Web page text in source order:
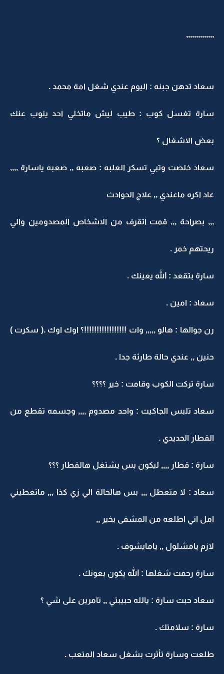
,,,,,,,,,,,,,,
سعاد تدهن جبنه : اليوم عندي شغل امة محمد .
سارة تغسل كوب : طيب ليش ماتخلي احد ينوب عنك
بعض الاشغال ؟
سعاد خلصت وتبي تسكر العلبه : صعبه ,, صعبه ياسارة ,,,,
عاد اكره ماعندي ,, علاج الحوادث
,,, بصراحة ,,, قمت اتقرف من الاشخاص المصدومين والي
ريحتهم خمر .
سارة بتقعد : الله يعينك .
سعاد : امين .
رن جوالها : هالو ,,,,, وات !!!!!!!!!!!!!!!!!؟ اوك اوك .( سكرت )
حنين ,, عندي حالة طارئة جدا .
سارة تركت الكوب وقامت : خير ؟؟؟؟
سعاد تلبس الجاكيت : واحد مصدوم ,,,, وجسمه تقطع من
القطار الحديدي .
سارة : قطار ,,,, ليكون بس يشتغل هالقطار ؟؟؟
سعاد : لا متعطل ,,, بس هالحالة الي زي كذا ,,, ماتعطيني
امل اني اطلعه من المشفى بخير ,,
لازم يامشلول ,, يامايشوف .
سارة رحمت شغلها : الله يكون بعونك .
سعاد حبت سارة : يالله حبيبتي ,, تامرين على شي ؟
سارة : سلامتك .
طلعت وسارة تأثرت بشغل سعاد المتعب .